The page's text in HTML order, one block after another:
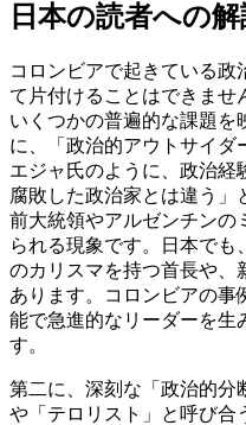
日本の読者への
コロンビアで起きている政
て片付けることはできませ
いくつかの普遍的な課題を
に、「政治的アウトサイダ
エジャ氏のように、政治経
腐敗した政治家とは違う
前大統領やアルゼンチンの
られる現象です。日本でも
のカリスマを持つ首長や、
あります。コロンビアの事
能で急進的なリーダーを生
す。
第二に、深刻な「政治的分
や「テロリスト」と呼び合